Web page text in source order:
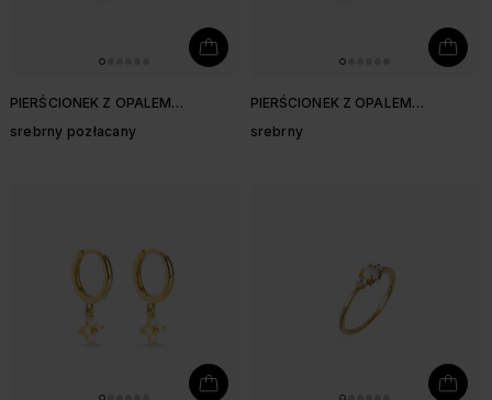
PIERŚCIONEK Z OPALEM
srebrny pozłacany
PIERŚCIONEK Z OPALEM
srebrny